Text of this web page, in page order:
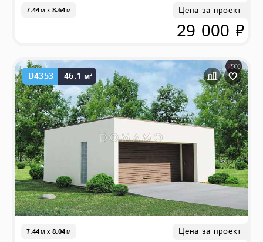
7.44м x 8.64м Цена за проект
29 000 ₽
D4353 46.1 м²
7.44м x 8.04м Цена за проект